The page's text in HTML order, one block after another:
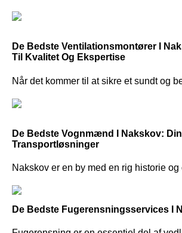
De Bedste Ventilationsmontører I
Til Kvalitet Og Ekspertise
Når det kommer til at sikre et sundt og
De Bedste Vognmænd I Nakskov: Din
Transportløsninger
Nakskov er en by med en rig historie og
De Bedste Fugerensningsservices I